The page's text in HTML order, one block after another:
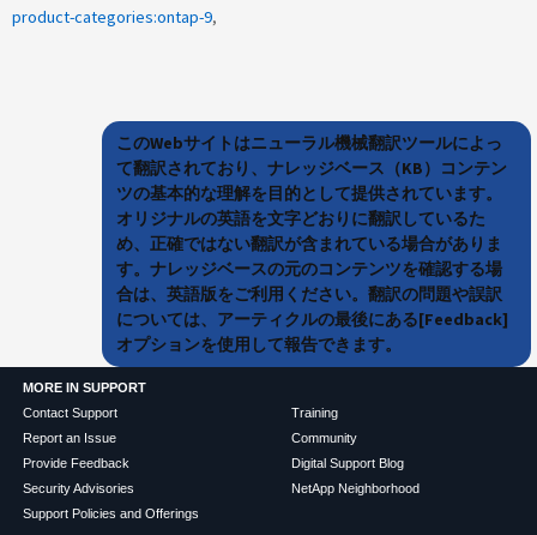
product-categories:ontap-9
このWebサイトはニューラル機械翻訳ツールによっ
て翻訳されており、ナレッジベース（KB）コンテン
ツの基本的な理解を目的として提供されています。
オリジナルの英語を文字どおりに翻訳しているた
め、正確ではない翻訳が含まれている場合がありま
す。ナレッジベースの元のコンテンツを確認する場
合は、英語版をご利用ください。翻訳の問題や誤訳
については、アーティクルの最後にある[Feedback]
オプションを使用して報告できます。
MORE IN SUPPORT
Contact Support
Report an Issue
Provide Feedback
Security Advisories
Support Policies and Offerings
Training
Community
Digital Support Blog
NetApp Neighborhood